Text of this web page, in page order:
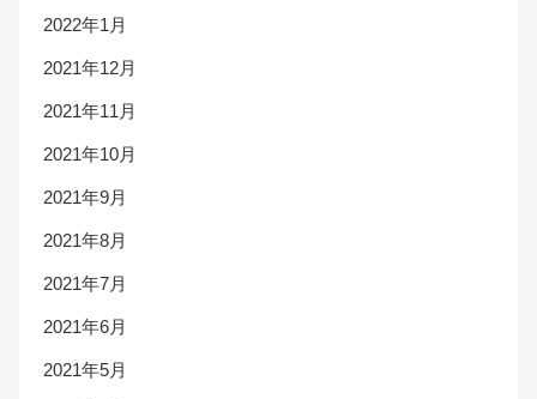
2022年1月
2021年12月
2021年11月
2021年10月
2021年9月
2021年8月
2021年7月
2021年6月
2021年5月